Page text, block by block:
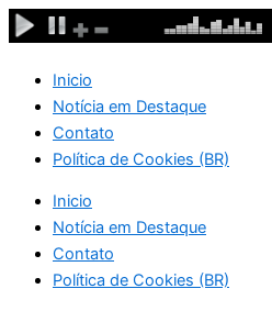
Ir
para
conteúdo
Inicio
Notícia em Destaque
Contato
Política de Cookies (BR)
Inicio
Notícia em Destaque
Contato
Política de Cookies (BR)